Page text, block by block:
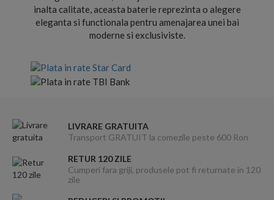
inalta calitate, aceasta baterie reprezinta o alegere
eleganta si functionala pentru amenajarea unei bai
moderne si exclusiviste.
LIVRARE GRATUITA
Transport GRATUIT la comezile peste 600 Ron
RETUR 120 ZILE
Cumperi fara griji, produsele pot fi returnate in 120
zile